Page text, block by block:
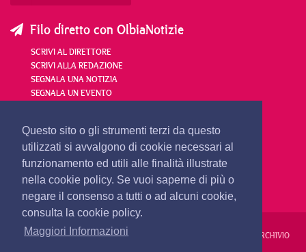
Questo sito o gli strumenti terzi da questo
utilizzati si avvalgono di cookie necessari al
funzionamento ed utili alle finalità illustrate
nella cookie policy. Se vuoi saperne di più o
negare il consenso a tutti o ad alcuni cookie,
consulta la cookie policy.
Maggiori Informazioni
Filo diretto con OlbiaNotizie
SCRIVI AL DIRETTORE
SCRIVI ALLA REDAZIONE
SEGNALA UNA NOTIZIA
SEGNALA UN EVENTO
redazione@olbianotizie.it
REDAZIONE PUBBLICITÀ PRIVACY E COOKIES ARCHIVIO